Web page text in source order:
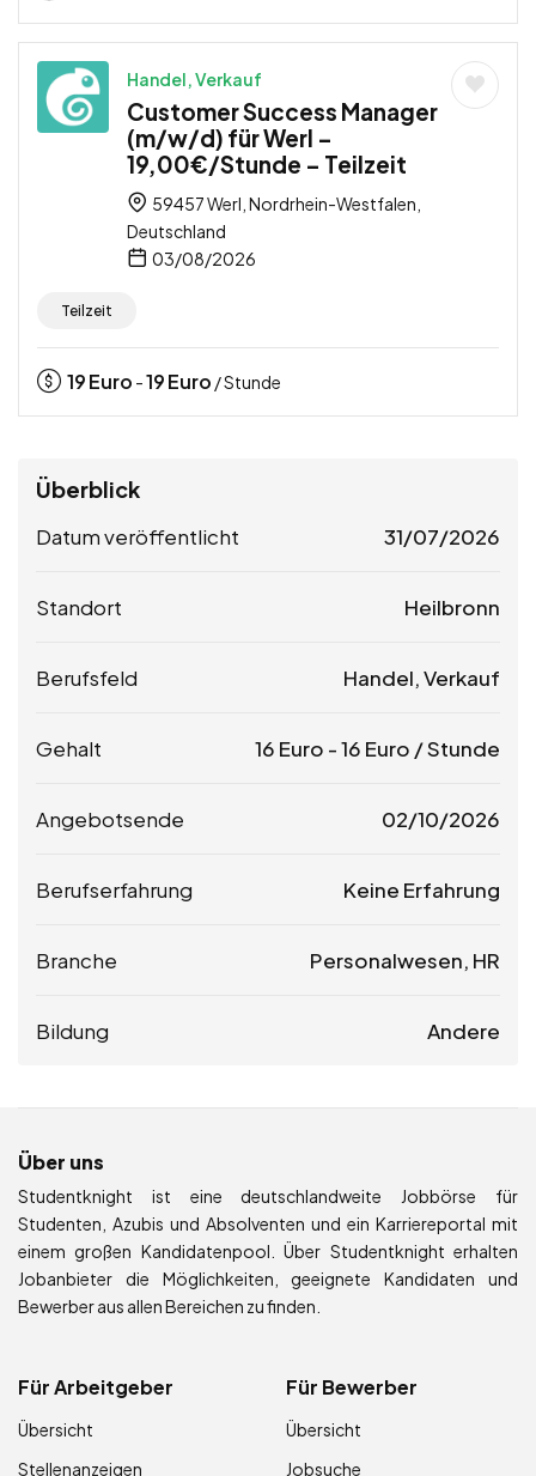
Handel, Verkauf
Customer Success Manager
(m/w/d) für Werl –
19,00€/Stunde – Teilzeit
59457 Werl, Nordrhein-Westfalen,
Deutschland
03/08/2026
Teilzeit
19Euro -19Euro / Stunde
Überblick
Datum veröffentlicht 31/07/2026
Standort Heilbronn
Berufsfeld Handel, Verkauf
Gehalt 16 Euro -16 Euro / Stunde
Angebotsende 02/10/2026
Berufserfahrung Keine Erfahrung
Branche Personalwesen, HR
Bildung Andere
Über uns
Studentknight ist eine deutschlandweite Jobbörse für
Studenten, Azubis und Absolventen und ein Karriereportal mit
einem großen Kandidatenpool. Über Studentknight erhalten
Jobanbieter die Möglichkeiten, geeignete Kandidaten und
Bewerber aus allen Bereichen zu finden.
Für Arbeitgeber
Übersicht
Stellenanzeigen
Für Bewerber
Übersicht
Jobsuche